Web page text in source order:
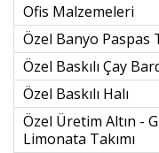
Ofis Malzemeleri
Özel Banyo Paspas
Özel Baskılı Çay
Özel Baskılı Halı
Özel Üretim Altın -
Limonata Takımı